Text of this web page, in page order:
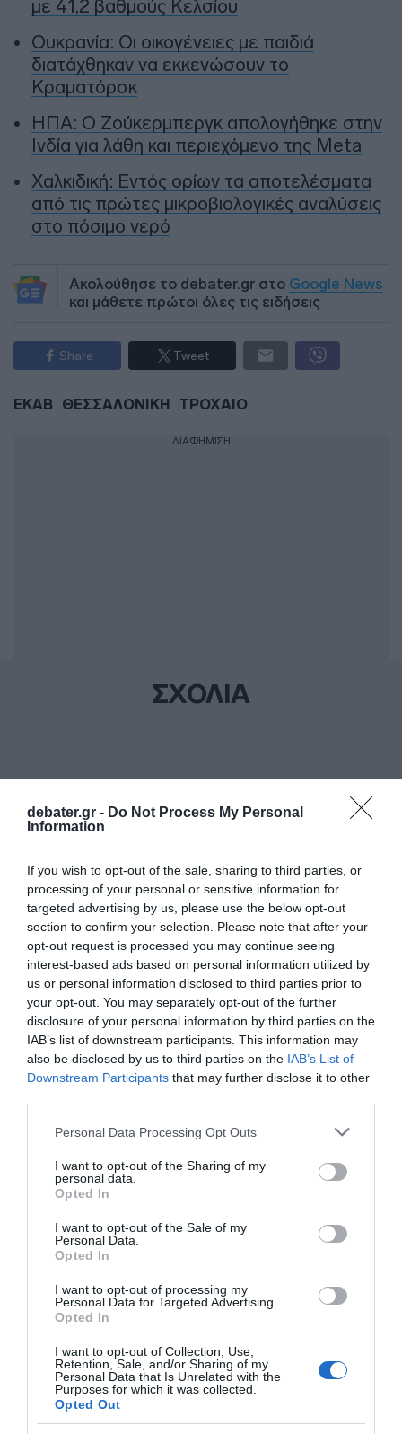
debater.gr - Do Not Process My Personal
Information
If you wish to opt-out of the sale, sharing to third parties, or
processing of your personal or sensitive information for
targeted advertising by us, please use the below opt-out
section to confirm your selection. Please note that after your
opt-out request is processed you may continue seeing
interest-based ads based on personal information utilized by
us or personal information disclosed to third parties prior to
your opt-out. You may separately opt-out of the further
disclosure of your personal information by third parties on the
IAB’s list of downstream participants. This information may
also be disclosed by us to third parties on the IAB’s List of
Downstream Participants that may further disclose it to other
Please note that this website/app uses one or more Google
not limited to your visit or usage behaviour. You may click to
grant or deny consent to Google and its third-party tags to
use your data for below specified purposes in below Google
consent section.
Personal Data Processing Opt Outs
I want to opt-out of the Sharing of my
personal data.
Opted In
I want to opt-out of the Sale of my
Personal Data.
Opted In
I want to opt-out of processing my
Personal Data for Targeted Advertising.
Opted In
I want to opt-out of Collection, Use,
Retention, Sale, and/or Sharing of my
Personal Data that Is Unrelated with the
Purposes for which it was collected.
Opted Out
με 41,2 βαθμούς Κελσίου
Ουκρανία: Οι οικογένειες με παιδιά
διατάχθηκαν να εκκενώσουν το
Κραματόρσκ
ΗΠΑ: Ο Ζούκερμπεργκ απολογήθηκε στην
Ινδία για λάθη και περιεχόμενο της Meta
Χαλκιδική: Εντός ορίων τα αποτελέσματα
από τις πρώτες μικροβιολογικές αναλύσεις
στο πόσιμο νερό
Ακολούθησε το debater.gr στο Google News
και μάθετε πρώτοι όλες τις ειδήσεις
Share Tweet
ΕΚΑΒ ΘΕΣΣΑΛΟΝΙΚΗ ΤΡΟΧΑΙΟ
ΔΙΑΦΗΜΙΣΗ
ΣΧΟΛΙΑ